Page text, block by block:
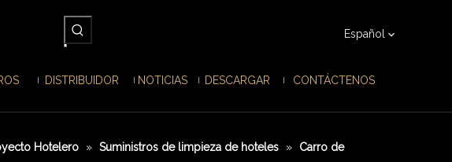
Español
DISTRIBUIDOR NOTICIAS DESCARGAR CONTÁCTENOS
Hotelero » Suministros de limpieza de hoteles »
Carro de